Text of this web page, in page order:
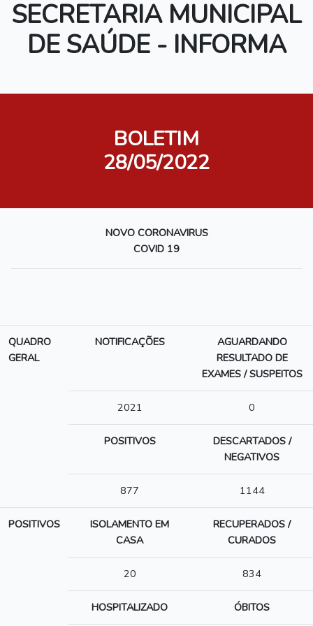
SECRETARIA MUNICIPAL
DE SAÚDE - INFORMA
BOLETIM
28/05/2022
NOVO CORONAVIRUS
COVID 19
QUADRO
GERAL
NOTIFICAÇÕES
AGUARDANDO
RESULTADO DE
EXAMES / SUSPEITOS
2021 0
POSITIVOS
DESCARTADOS /
NEGATIVOS
877 1144
POSITIVOS
ISOLAMENTO EM
CASA
RECUPERADOS /
CURADOS
20 834
HOSPITALIZADO ÓBITOS